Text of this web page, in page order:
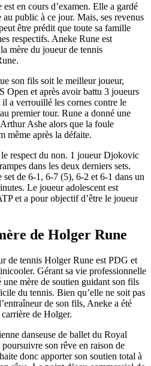
en cours d’examen. Elle a gardé
public à ce jour. Mais, ses revenus
être prédit que toute sa famille
respectifs. Aneke Rune est
mère du joueur de tennis
son fils soit le meilleur joueur,
Open et après avoir battu 3 joueurs
a verrouillé les cornes contre le
premier tour. Rune a donné une
Ashe alors que la foule
même après la défaite.
respect du non. 1 joueur Djokovic
dans les deux derniers sets.
de 6-1, 6-7 (5), 6-2 et 6-1 dans un
Le joueur adolescent est
et a pour objectif d’être le joueur
de Holger Rune
de tennis Holger Rune est PDG et
Gérant sa vie professionnelle
une mère de soutien guidant son fils
du tennis. Bien qu’elle ne soit pas
de son fils, Aneke a été
de Holger.
danseuse de ballet du Royal
son rêve en raison de
donc apporter son soutien total à